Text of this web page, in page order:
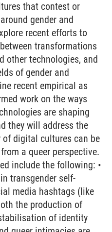
that contest or
gender and
recent efforts to
transformations
other technologies, and
of gender and
recent empirical as
work on the ways
are shaping
they will address the
digital cultures can be
a queer perspective.
include the following: •
transgender self-
media hashtags (like
the production of
of identity